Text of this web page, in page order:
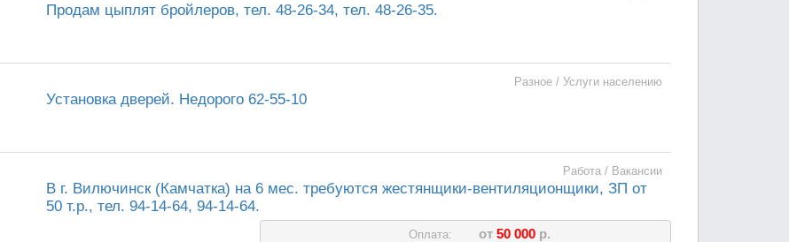
Продам цыплят бройлеров, тел. 48-26-34, тел. 48-26-35.
Разное / Услуги населению
Установка дверей. Недорого 62-55-10
Работа / Вакансии
В г. Вилючинск (Камчатка) на 6 мес. требуются жестянщики-вентиляционщики, ЗП от
50 т.р., тел. 94-14-64, 94-14-64.
Оплата: от50 000 р.